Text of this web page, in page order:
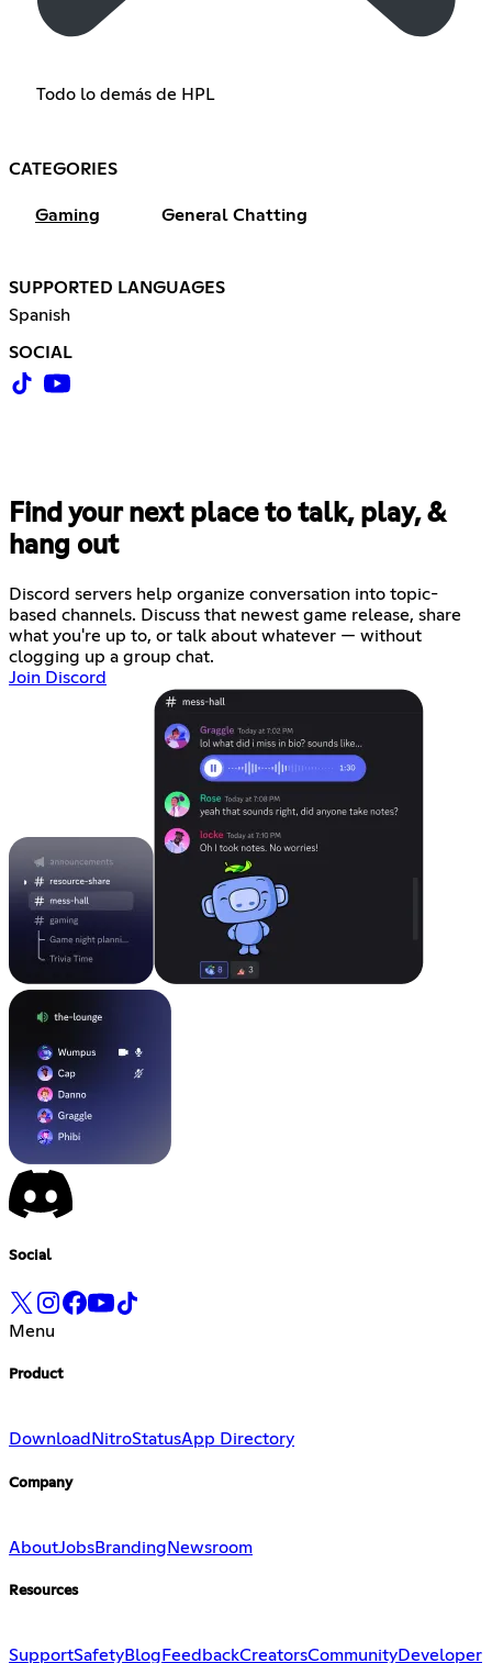
Todo lo demás de HPL
CATEGORIES
Gaming General Chatting
SUPPORTED LANGUAGES
Spanish
SOCIAL
Find your next place to talk, play, &
hang out
Discord servers help organize conversation into topic-
based channels. Discuss that newest game release, share
what you're up to, or talk about whatever — without
clogging up a group chat.
Join Discord
Social
Menu
Product
Download NitroStatusApp Directory
Company
AboutJobsBranding Newsroom
Resources
SupportSafetyBlog FeedbackCreatorsCommunityDeveloper